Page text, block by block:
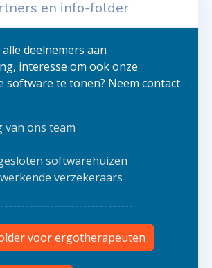
en info-folder
deelnemers aan
interesse om ook onze
software te tonen? Neem contact
van ons team
softwarehuizen
verzekeraars
voor ergotherapeuten